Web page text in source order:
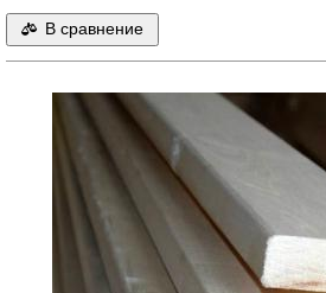
В сравнение